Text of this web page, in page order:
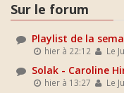
Sur le forum
Playlist de la
hier à 22:12 Le
Solak - Caroline
hier à 13:27 Le